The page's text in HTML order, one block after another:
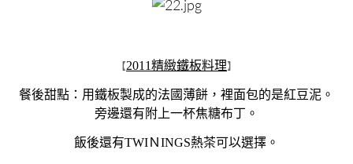
【2011精緻鐵板料理】
餐後甜點：用鐵板製成的法國薄餅，裡面包的是紅豆泥。
旁邊還有附上一杯焦糖布丁。
飯後還有TWIＮINGS熱茶可以選擇。